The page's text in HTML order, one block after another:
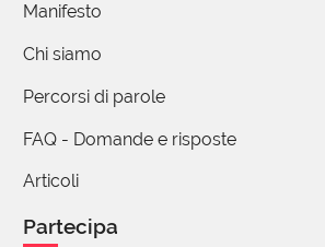
singolare, e secondo me gratta,
qualcosa come comune
Manifesto
Chi siamo
Percorsi di parole
FAQ - Domande e risposte
Articoli
Partecipa